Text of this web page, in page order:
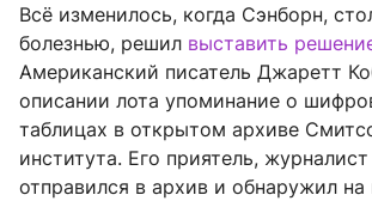
Всё изменилось, когда Сэнборн,
болезнью, решил выставить
Американский писатель Джаретт
описании лота упоминание о
таблицах в открытом архиве
института. Его приятель,
отправился в архив и обнаружил